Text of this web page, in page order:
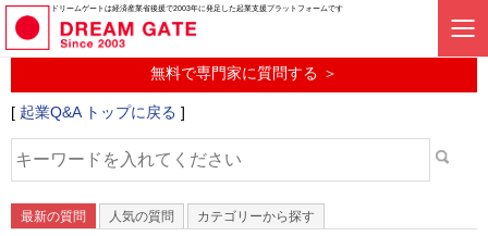
ドリームゲートは経済産業省後援で2003年に発足した起業支援プラットフォームです
起業に関するみんなの質問投稿サービス
起業Q&A
無料で専門家に質問する ＞
[ 起業Q&A トップに戻る ]
最新の質問 人気の質問 カテゴリーから探す